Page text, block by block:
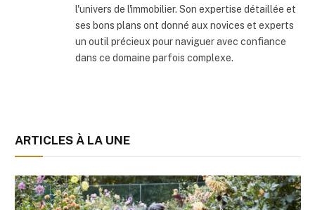
l'univers de l'immobilier. Son expertise détaillée et
ses bons plans ont donné aux novices et experts
un outil précieux pour naviguer avec confiance
dans ce domaine parfois complexe.
ARTICLES À LA UNE